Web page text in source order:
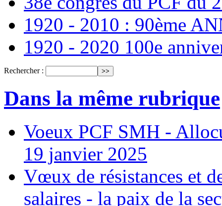
1920 - 2010 : 90ème
1920 - 2020 100e
Rechercher :
Dans la même rubrique
Voeux PCF SMH -
19 janvier 2025
Vœux de résistances et
salaires - la paix de la